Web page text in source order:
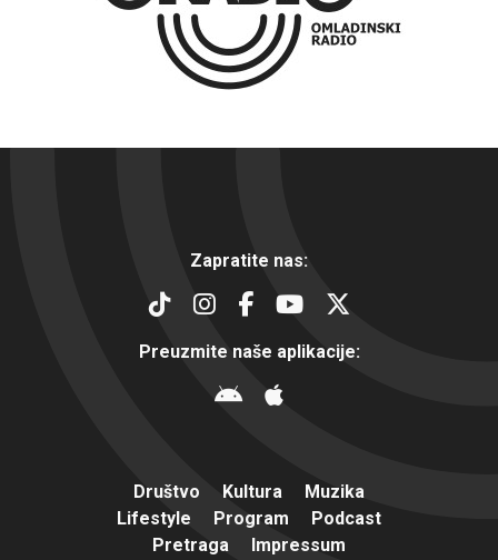
Zapratite nas:
Preuzmite naše aplikacije:
Društvo Kultura
Muzika
Lifestyle
Program
Podcast
Pretraga
Impressum